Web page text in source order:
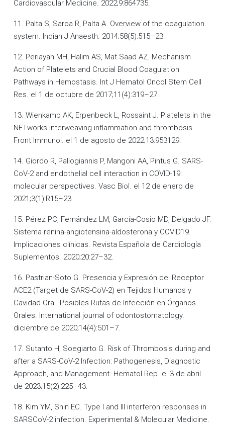
Cardiovascular Medicine. 2022;9:864735.
11. Palta S, Saroa R, Palta A. Overview of the coagulation
system. Indian J Anaesth. 2014;58(5):515–23.
12. Periayah MH, Halim AS, Mat Saad AZ. Mechanism
Action of Platelets and Crucial Blood Coagulation
Pathways in Hemostasis. Int J Hematol Oncol Stem Cell
Res. el 1 de octubre de 2017;11(4):319–27.
13. Wienkamp AK, Erpenbeck L, Rossaint J. Platelets in the
NETworks interweaving inflammation and thrombosis.
Front Immunol. el 1 de agosto de 2022;13:953129.
14. Giordo R, Paliogiannis P, Mangoni AA, Pintus G. SARS-
CoV-2 and endothelial cell interaction in COVID-19:
molecular perspectives. Vasc Biol. el 12 de enero de
2021;3(1):R15–23.
15. Pérez PC, Fernández LM, García-Cosio MD, Delgado JF.
Sistema renina-angiotensina-aldosterona y COVID19.
Implicaciones clínicas. Revista Española de Cardiología
Suplementos. 2020;20:27–32.
16. Pastrian-Soto G. Presencia y Expresión del Receptor
ACE2 (Target de SARS-CoV-2) en Tejidos Humanos y
Cavidad Oral. Posibles Rutas de Infección en Órganos
Orales. International journal of odontostomatology.
diciembre de 2020;14(4):501–7.
17. Sutanto H, Soegiarto G. Risk of Thrombosis during and
after a SARS-CoV-2 Infection: Pathogenesis, Diagnostic
Approach, and Management. Hematol Rep. el 3 de abril
de 2023;15(2):225–43.
18. Kim YM, Shin EC. Type I and III interferon responses in
SARSCoV-2 infection. Experimental & Molecular Medicine.